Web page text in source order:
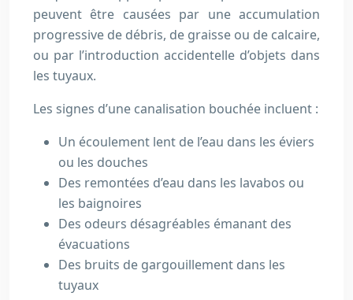
peuvent être causées par une accumulation
progressive de débris, de graisse ou de calcaire,
ou par l’introduction accidentelle d’objets dans
les tuyaux.
Les signes d’une canalisation bouchée incluent :
Un écoulement lent de l’eau dans les éviers
ou les douches
Des remontées d’eau dans les lavabos ou
les baignoires
Des odeurs désagréables émanant des
évacuations
Des bruits de gargouillement dans les
tuyaux